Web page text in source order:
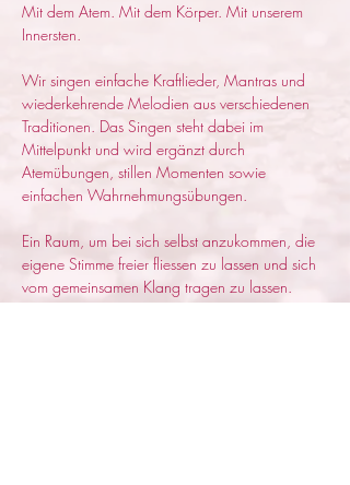
Mit dem Atem. Mit dem Körper. Mit unserem
Innersten.
Wir singen einfache Kraftlieder, Mantras und
wiederkehrende Melodien aus verschiedenen
Traditionen. Das Singen steht dabei im
Mittelpunkt und wird ergänzt durch
Atemübungen, stillen Momenten sowie
einfachen Wahrnehmungsübungen.
Ein Raum, um bei sich selbst anzukommen, die
eigene Stimme freier fliessen zu lassen und sich
vom gemeinsamen Klang tragen zu lassen.